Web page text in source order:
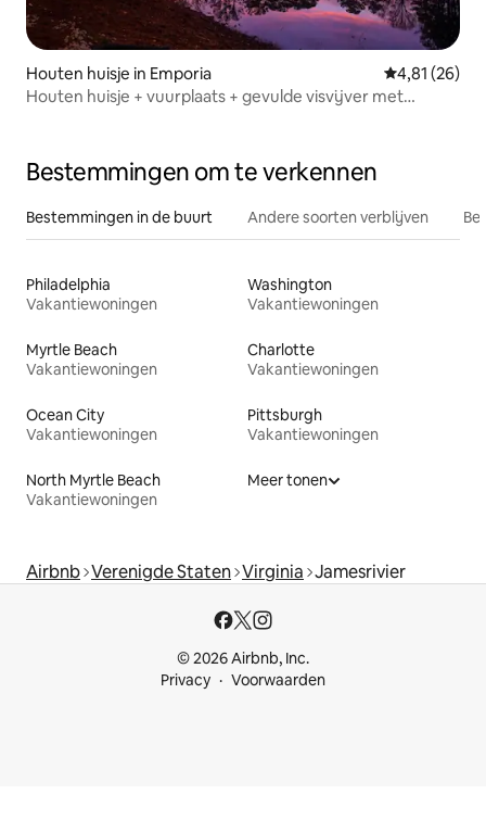
Houten huisje in Emporia Gemiddelde
4,81 (26)
Houten huisje + vuurplaats + gevulde visvijver met
Bestemmingen om te verkennen
Bestemmingen in de buurt Andere soorten verblijven
Philadelphia
Vakantiewoningen
Washington
Vakantiewoningen
Myrtle Beach
Vakantiewoningen
Charlotte
Vakantiewoningen
Ocean City
Vakantiewoningen
Pittsburgh
Vakantiewoningen
North Myrtle Beach
Vakantiewoningen
Meer tonen
Airbnb Verenigde Staten Virginia Jamesrivier
© 2026 Airbnb, Inc.
Privacy
Voorwaarden